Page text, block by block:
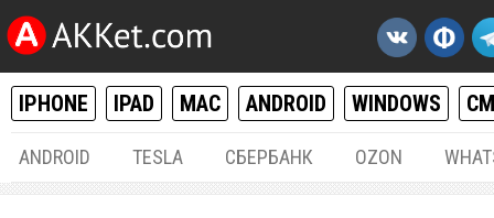
IPHONE IPAD MAC ANDROID WINDOWS
ANDROID TESLA СБЕРБАНК OZON